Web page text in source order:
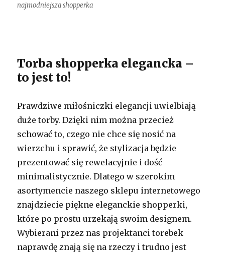
najmodniejsza shopperka
Torba shopperka elegancka –
to jest to!
Prawdziwe miłośniczki elegancji uwielbiają
duże torby. Dzięki nim można przecież
schować to, czego nie chce się nosić na
wierzchu i sprawić, że stylizacja będzie
prezentować się rewelacyjnie i dość
minimalistycznie. Dlatego w szerokim
asortymencie naszego sklepu internetowego
znajdziecie piękne eleganckie shopperki,
które po prostu urzekają swoim designem.
Wybierani przez nas projektanci torebek
naprawdę znają się na rzeczy i trudno jest